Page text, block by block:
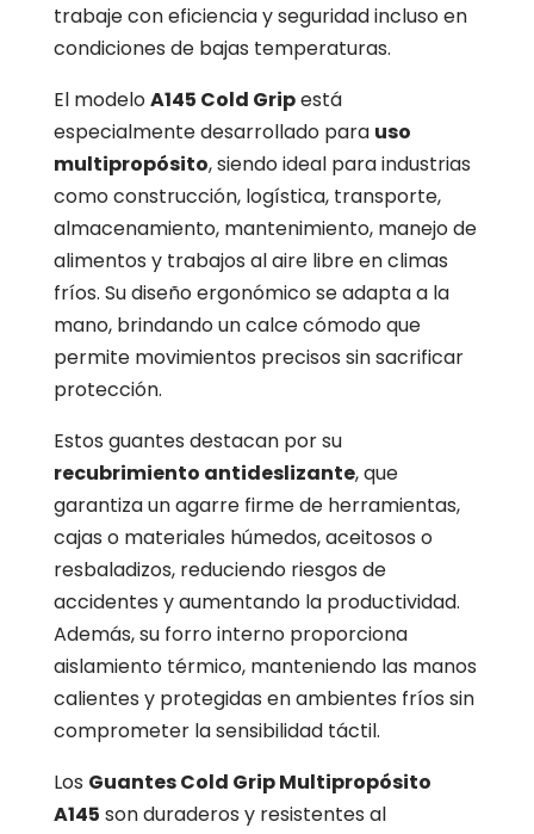
trabaje con eficiencia y seguridad incluso en
condiciones de bajas temperaturas.
El modeloA145 Cold Gripestá
especialmente desarrollado para uso
multipropósito, siendo ideal para industrias
como construcción, logística, transporte,
almacenamiento, mantenimiento, manejo de
alimentos y trabajos al aire libre en climas
fríos. Su diseño ergonómico se adapta a la
mano, brindando un calce cómodo que
permite movimientos precisos sin sacrificar
protección.
Estos guantes destacan por su
recubrimiento antideslizante, que
garantiza un agarre firme de herramientas,
cajas o materiales húmedos, aceitosos o
resbaladizos, reduciendo riesgos de
accidentes y aumentando la productividad.
Además, su forro interno proporciona
aislamiento térmico, manteniendo las manos
calientes y protegidas en ambientes fríos sin
comprometer la sensibilidad táctil.
Los Guantes Cold Grip Multipropósito
A145 son duraderos y resistentes al